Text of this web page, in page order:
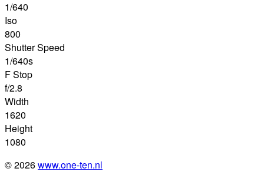
1/640
Iso
800
Shutter Speed
1/640s
F Stop
f/2.8
Width
1620
Height
1080
© 2026www.one-ten.nl